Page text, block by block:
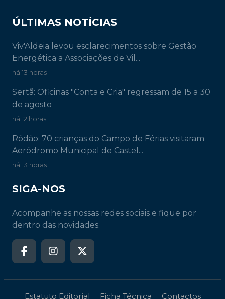
ÚLTIMAS NOTÍCIAS
Viv'Aldeia levou esclarecimentos sobre Gestão
Energética a Associações de Vil...
há 13 horas
Sertã: Oficinas "Conta e Cria" regressam de 15 a 30
de agosto
há 12 horas
Ródão: 70 crianças do Campo de Férias visitaram
Aeródromo Municipal de Castel...
há 13 horas
SIGA-NOS
Acompanhe as nossas redes sociais e fique por
dentro das novidades.
Estatuto Editorial Ficha Técnica Contactos